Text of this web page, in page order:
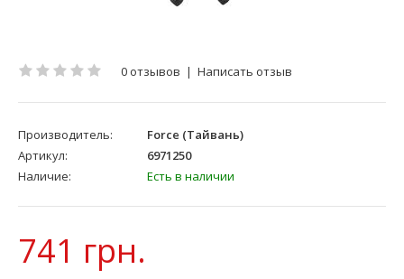
0 отзывов | Написать отзыв
Производитель:
Force (Тайвань)
Артикул:
6971250
Наличие:
Есть в наличии
741 грн.